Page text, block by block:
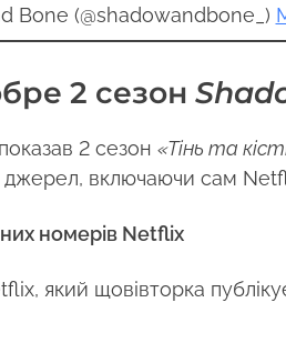
Bone (@shadowandbone_)
2 сезон
2 сезон «Тінь та
джерел, включаючи сам
номерів Netflix
який щовівторка